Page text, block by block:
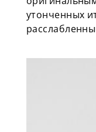
утонченных